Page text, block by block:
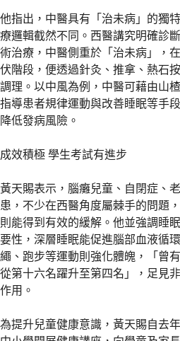
他指出，中醫具有「治未病」的獨
療邏輯截然不同。西醫講究明確診
術治療，中醫側重於「治未病」，
伏階段，便透過針灸、推拿、熱石
調理。以中風為例，中醫可藉由山
指導患者規律運動與改善睡眠等手
降低發病風險。
成效積極 學生考試有進步
黃天賜表示，腦癱兒童、自閉症、
患，不少在西醫角度屬棘手的問題
則能得到有效的緩解。他並強調睡
要性，深層睡眠能促進腦部血液循
繩、跑步等運動則強化體魄，「曾
從第十六名躍升至第四名」，足見
作用。
為提升兒童健康意識，黃天賜自去